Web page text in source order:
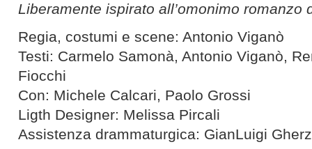
Liberamente ispirato all’omonimo romanzo
Regia, costumi e scene: Antonio Viganò
Testi: Carmelo Samonà, Antonio Viganò,
Fiocchi
Con: Michele Calcari, Paolo Grossi
Ligth Designer: Melissa Pircali
Assistenza drammaturgica: GianLuigi